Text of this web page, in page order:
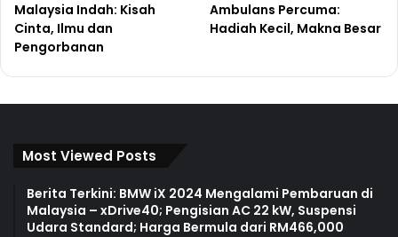
Malaysia Indah: Kisah
Cinta, Ilmu dan
Pengorbanan
Ambulans Percuma:
Hadiah Kecil, Makna Besar
Most Viewed Posts
Berita Terkini: BMW iX 2024 Mengalami Pembaruan di
Malaysia – xDrive40; Pengisian AC 22 kW, Suspensi
Udara Standard; Harga Bermula dari RM466,000